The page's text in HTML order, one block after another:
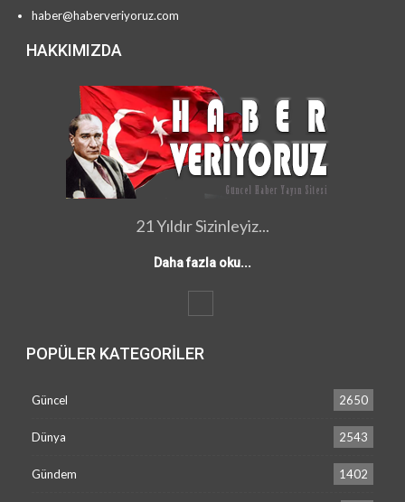
haber@haberveriyoruz.com
HAKKIMIZDA
21 Yıldır Sizinleyiz...
Daha fazla oku...
POPÜLER KATEGORILER
Güncel 2650
Dünya 2543
Gündem 1402